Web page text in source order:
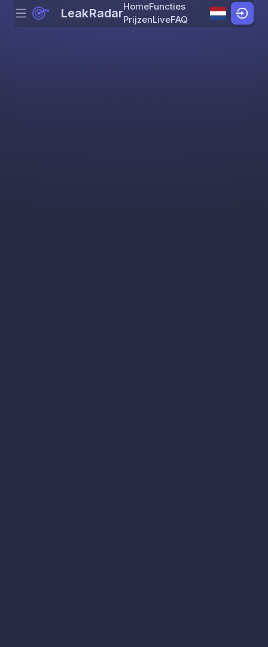
Skip to content
Menu LeakRadarHomeFuncties
PrijzenLiveFAQ